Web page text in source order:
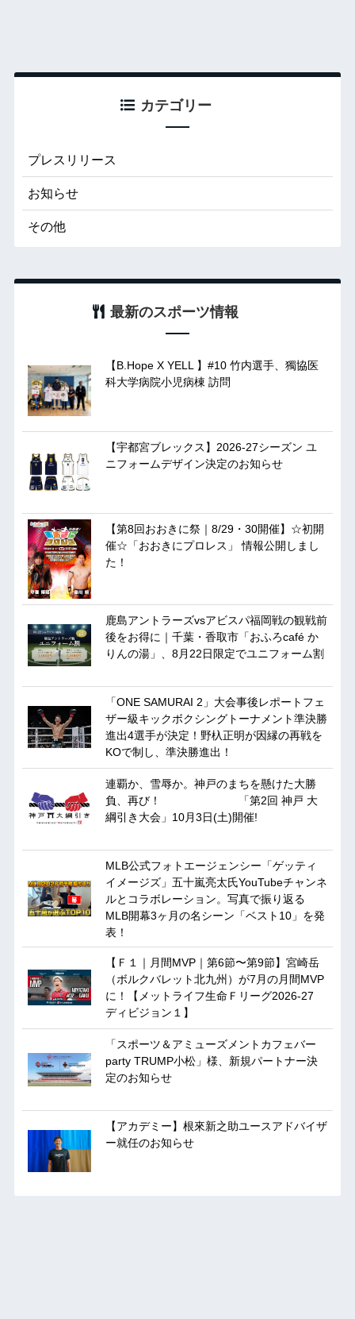
カテゴリー
プレスリリース
お知らせ
その他
最新のスポーツ情報
【B.Hope X YELL 】#10 竹内選手、獨協医
科大学病院小児病棟 訪問
【宇都宮ブレックス】2026-27シーズン ユ
ニフォームデザイン決定のお知らせ
【第8回おおきに祭｜8/29・30開催】☆初開
催☆「おおきにプロレス」 情報公開しまし
た！
鹿島アントラーズvsアビスパ福岡戦の観戦前
後をお得に｜千葉・香取市「おふろcafé か
りんの湯」、8月22日限定でユニフォーム割
「ONE SAMURAI 2」大会事後レポートフェ
ザー級キックボクシングトーナメント準決勝
進出4選手が決定！野杁正明が因縁の再戦を
KOで制し、準決勝進出！
連覇か、雪辱か。神戸のまちを懸けた大勝
負、再び！ 「第2回 神戸 大
綱引き大会」10月3日(土)開催!
MLB公式フォトエージェンシー「ゲッティ
イメージズ」五十嵐亮太氏YouTubeチャンネ
ルとコラボレーション。写真で振り返る
MLB開幕3ヶ月の名シーン「ベスト10」を発
表！
【Ｆ１｜月間MVP｜第6節〜第9節】宮崎岳
（ボルクバレット北九州）が7月の月間MVP
に！【メットライフ生命Ｆリーグ2026-27
ディビジョン１】
「スポーツ＆アミューズメントカフェバー
party TRUMP小松」様、新規パートナー決
定のお知らせ
【アカデミー】根來新之助ユースアドバイザ
ー就任のお知らせ